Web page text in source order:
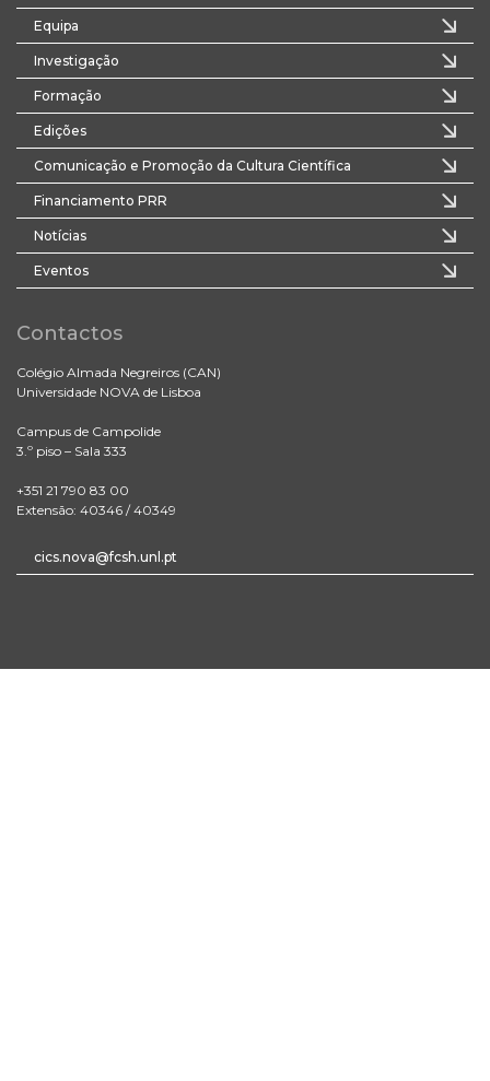
Equipa
Investigação
Formação
Edições
Comunicação e Promoção da Cultura Científica
Financiamento PRR
Notícias
Eventos
Contactos
Colégio Almada Negreiros (CAN)
Universidade NOVA de Lisboa
Campus de Campolide
3.º piso – Sala 333
+351 21 790 83 00
Extensão: 40346 / 40349
cics.nova@fcsh.unl.pt